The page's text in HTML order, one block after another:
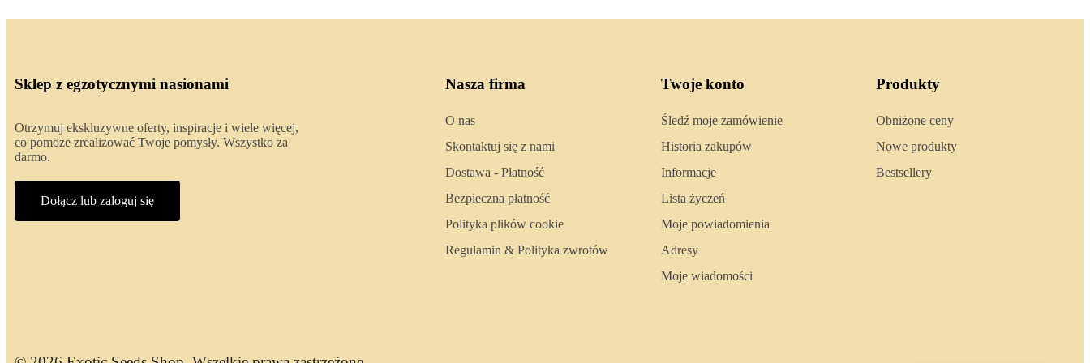
Sklep z egzotycznymi nasionami
Otrzymuj ekskluzywne oferty, inspiracje i wiele więcej,
co pomoże zrealizować Twoje pomysły. Wszystko za
darmo.
Dołącz lub zaloguj się
Nasza firma
O nas
Skontaktuj się z nami
Dostawa - Płatność
Bezpieczna płatność
Polityka plików cookie
Regulamin & Polityka zwrotów
Twoje konto
Śledź moje zamówienie
Historia zakupów
Informacje
Lista życzeń
Moje powiadomienia
Adresy
Moje wiadomości
Produkty
Obniżone ceny
Nowe produkty
Bestsellery